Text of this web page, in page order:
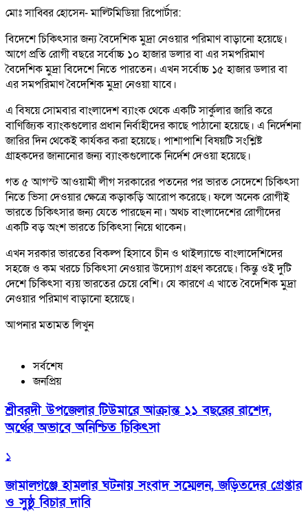
মোঃ সাব্বির হোসেন- মাল্টিমিডিয়া রিপোর্টার:
বিদেশে চিকিৎসার জন্য বৈদেশিক মুদ্রা নেওয়ার পরিমাণ বাড়ানো হয়েছে।
আগে প্রতি রোগী বছরে সর্বোচ্চ ১০ হাজার ডলার বা এর সমপরিমাণ
বৈদেশিক মুদ্রা বিদেশে নিতে পারতেন। এখন সর্বোচ্চ ১৫ হাজার ডলার বা
এর সমপরিমাণ বৈদেশিক মুদ্রা নেওয়া যাবে।
এ বিষয়ে সোমবার বাংলাদেশ ব্যাংক থেকে একটি সার্কুলার জারি করে
বাণিজ্যিক ব্যাংকগুলোর প্রধান নির্বাহীদের কাছে পাঠানো হয়েছে। এ নির্দেশনা
জারির দিন থেকেই কার্যকর করা হয়েছে। পাশাপাশি বিষয়টি সংশ্লিষ্ট
গ্রাহকদের জানানোর জন্য ব্যাংকগুলোকে নির্দেশ দেওয়া হয়েছে।
গত ৫ আগস্ট আওয়ামী লীগ সরকারের পতনের পর ভারত সেদেশে চিকিৎসা
নিতে ভিসা দেওয়ার ক্ষেত্রে কড়াকড়ি আরোপ করেছে। ফলে অনেক রোগীই
ভারতে চিকিৎসার জন্য যেতে পারছেন না। অথচ বাংলাদেশের রোগীদের
একটি বড় অংশ ভারতে চিকিৎসা নিয়ে থাকেন।
এখন সরকার ভারতের বিকল্প হিসাবে চীন ও থাইল্যান্ডে বাংলাদেশিদের
সহজে ও কম খরচে চিকিৎসা নেওয়ার উদ্যোগ গ্রহণ করেছে। কিন্তু ওই দুটি
দেশে চিকিৎসা ব্যয় ভারতের চেয়ে বেশি। যে কারণে এ খাতে বৈদেশিক মুদ্রা
নেওয়ার পরিমাণ বাড়ানো হয়েছে।
আপনার মতামত লিখুন
সর্বশেষ
জনপ্রিয়
শ্রীবরদী উপজেলার টিউমারে আক্রান্ত ১১ বছরের রাশেদ,
অর্থের অভাবে অনিশ্চিত চিকিৎসা
১
জামালগঞ্জে হামলার ঘটনায় সংবাদ সম্মেলন, জড়িতদের গ্রেপ্তার
ও সুষ্ঠু বিচার দাবি